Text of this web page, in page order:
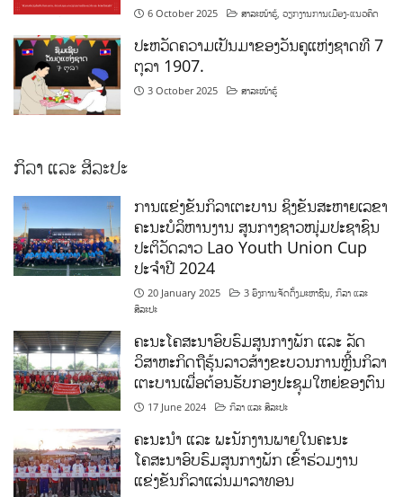
6 October 2025 ສາລະໜ້າຮູ້ ,ວຽກງານການເມືອງ-ແນວຄິດ
ປະຫວັດຄວາມເປັນມາຂອງວັນຄູແຫ່ງຊາດທີ 7
ຕຸລາ 1907.
3 October 2025 ສາລະໜ້າຮູ້
ກິລາ ແລະ ສິລະປະ
ການແຂ່ງຂັນກິລາເຕະບານ ຊິງຂັນສະຫາຍເລຂາ
ຄະນະບໍລິຫານງານ ສູນກາງຊາວໜຸ່ມປະຊາຊົນ
ປະຕິວັດລາວ Lao Youth Union Cup
ປະຈຳປີ 2024
20 January 2025 3 ອົງການຈັດຕັ້ງມະຫາຊົນ ,ກິລາ ແລະ
ສິລະປະ
ຄະນະໂຄສະນາອົບຮົມສູນກາງພັກ ແລະ ລັດ
ວິສາຫະກິດຖືຮຸ້ນລາວສ້າງຂະບວນການຫຼີ້ນກິລາ
ເຕະບານເພື່ອຕ້ອນຮັບກອງປະຊຸມໃຫຍ່ຂອງຕົນ
17 June 2024 ກິລາ ແລະ ສິລະປະ
ຄະນະນຳ ແລະ ພະນັກງານພາຍໃນຄະນະ
ໂຄສະນາອົບຮົມສູນກາງພັກ ເຂົ້າຮ່ວມງານ
ແຂ່ງຂັນກິລາແລ່ນມາລາທອນ